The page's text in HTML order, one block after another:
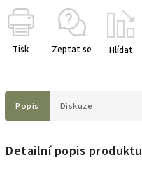
Tisk Zeptat se Hlídat
Popis Diskuze
Detailní popis produktu